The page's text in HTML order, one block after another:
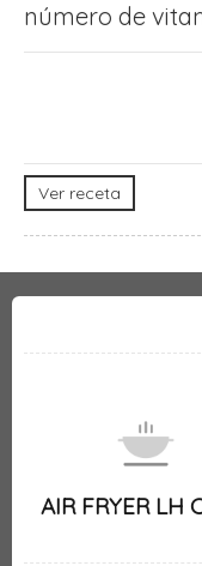
número de
Ver receta
AIR FRYER LH